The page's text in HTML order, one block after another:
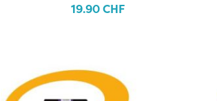
19.90CHF